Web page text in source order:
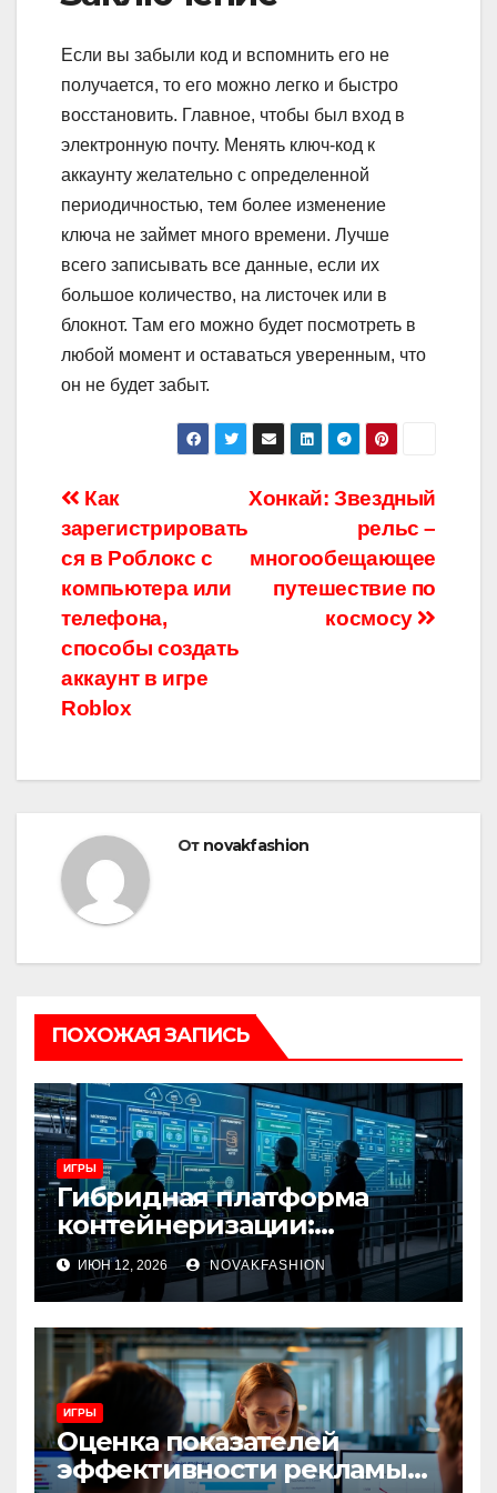
Если вы забыли код и вспомнить его не
получается, то его можно легко и быстро
восстановить. Главное, чтобы был вход в
электронную почту. Менять ключ-код к
аккаунту желательно с определенной
периодичностью, тем более изменение
ключа не займет много времени. Лучше
всего записывать все данные, если их
большое количество, на листочек или в
блокнот. Там его можно будет посмотреть в
любой момент и оставаться уверенным, что
он не будет забыт.
Навигация
по
записям
Хонкай: Звездный
рельс –
многообещающее
путешествие по
космосу
Как
зарегистрировать
ся в Роблокс с
компьютера или
телефона,
способы создать
аккаунт в игре
Roblox
От novakfashion
ПОХОЖАЯ ЗАПИСЬ
ИГРЫ
Гибридная платформа
контейнеризации:
архитектура, особенности
и сценарии использования
ИЮН 12, 2026 NOVAKFASHION
ИГРЫ
Оценка показателей
эффективности рекламы